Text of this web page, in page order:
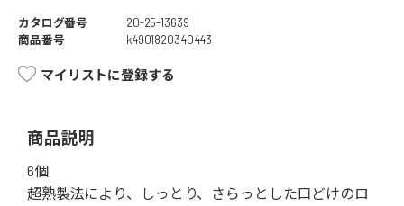
カタログ番号
20-25-13639
商品番号
k4901820340443
マイリストに登録する
商品説明
6個
超熟製法により、しっとり、さらっとした口どけのロ